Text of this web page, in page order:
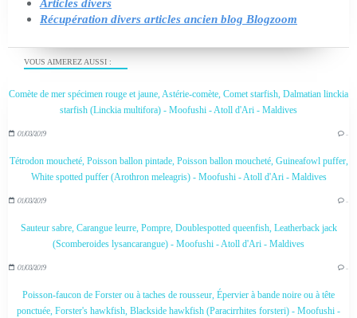
VOUS AIMEREZ AUSSI :
Comète de mer spécimen rouge et jaune, Astérie-comète, Comet starfish, Dalmatian linckia
starfish (Linckia multifora) - Moofushi - Atoll d'Ari - Maldives
01/03/2019 …
Tétrodon moucheté, Poisson ballon pintade, Poisson ballon moucheté, Guineafowl puffer,
White spotted puffer (Arothron meleagris) - Moofushi - Atoll d'Ari - Maldives
01/03/2019 …
Sauteur sabre, Carangue leurre, Pompre, Doublespotted queenfish, Leatherback jack
(Scomberoides lysancarangue) - Moofushi - Atoll d'Ari - Maldives
01/03/2019 …
Poisson-faucon de Forster ou à taches de rousseur, Épervier à bande noire ou à tête
ponctuée, Forster's hawkfish, Blackside hawkfish (Paracirrhites forsteri) - Moofushi -
Articles divers
Récupération divers articles ancien blog Blogzoom